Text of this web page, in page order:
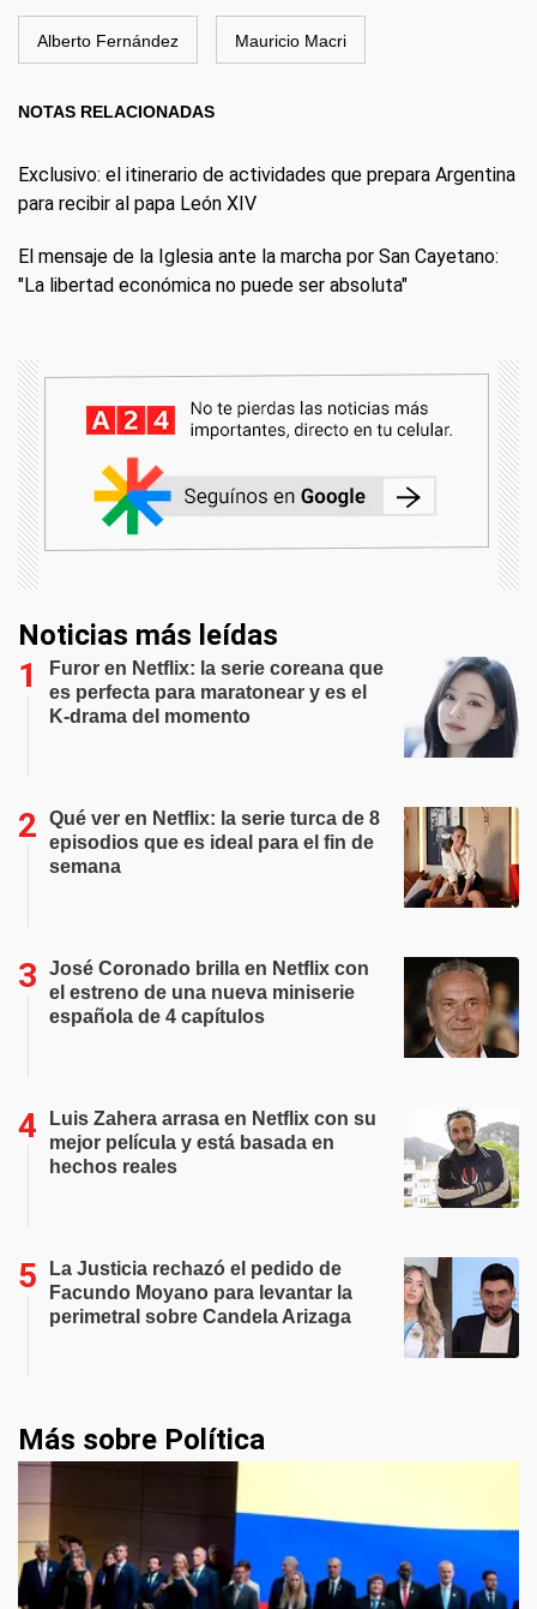
Alberto Fernández Mauricio Macri
NOTAS RELACIONADAS
Exclusivo: el itinerario de actividades que prepara Argentina
para recibir al papa León XIV
El mensaje de la Iglesia ante la marcha por San Cayetano:
"La libertad económica no puede ser absoluta"
Noticias más leídas
Furor en Netflix: la serie coreana que
es perfecta para maratonear y es el
K-drama del momento
Qué ver en Netflix: la serie turca de 8
episodios que es ideal para el fin de
semana
José Coronado brilla en Netflix con
el estreno de una nueva miniserie
española de 4 capítulos
Luis Zahera arrasa en Netflix con su
mejor película y está basada en
hechos reales
La Justicia rechazó el pedido de
Facundo Moyano para levantar la
perimetral sobre Candela Arizaga
Más sobre Política